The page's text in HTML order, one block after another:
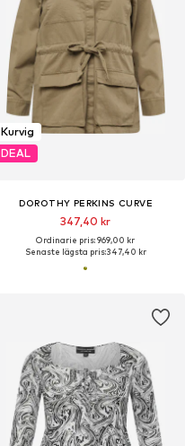
Kurvig
DEAL
DOROTHY PERKINS CURVE
347,40 kr
Ordinarie pris: 969,00 kr
Senaste lägsta pris:347,40 kr